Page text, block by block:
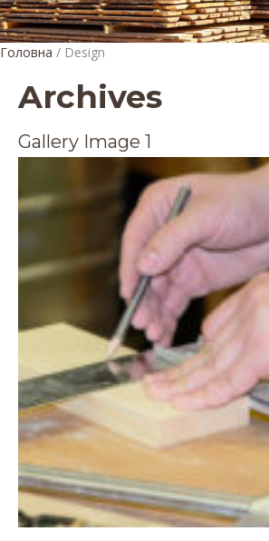
Головна / Design
Archives
Gallery Image 1